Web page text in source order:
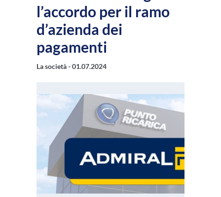
l’accordo per il ramo
d’azienda dei
pagamenti
La società -01.07.2024